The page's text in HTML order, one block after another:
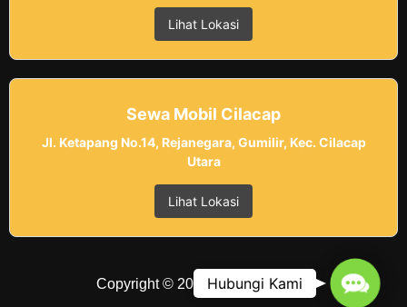
Lihat Lokasi
Sewa Mobil Cilacap
Jl. Ketapang No.14, Rejanegara, Gumilir, Kec. Cilacap
Utara
Lihat Lokasi
Copyright © 2025 Belvania Trans
Hubungi Kami